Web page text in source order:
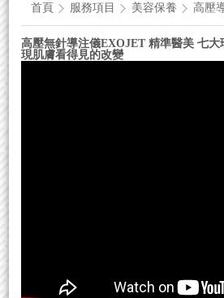
首頁 服務項目 美容保養 高壓
高壓無針導注儀EXOJET 精準醫美 七
現肌膚看得見的改變